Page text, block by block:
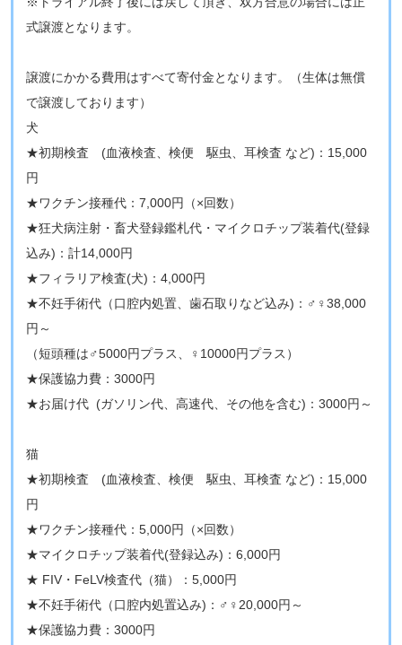
式譲渡となります。
​譲渡にかかる費用はすべて寄付金となります。（生体は無償
で譲渡しております）
​犬
★初期検査 (血液検査、検便 駆虫、耳検査 など)：15,000
円
★ワクチン接種代：7,000円（×回数）
★狂犬病注射・畜犬登録鑑札代・マイクロチップ装着代(登録
込み)：計14,000円
★フィラリア検査(犬)：4,000円
★不妊手術代（口腔内処置、歯石取りなど込み)：♂♀38,000
円～
（短頭種は♂5000円プラス、♀10000円プラス）
★保護協力費：3000円
★お届け代 (ガソリン代、高速代、その他を含む)：3000円～
猫
★初期検査 (血液検査、検便 駆虫、耳検査 など)：15,000
円
★ワクチン接種代：5,000円（×回数）
★マイクロチップ装着代(登録込み)：6,000円
★ FIV・FeLV検査代（猫）：5,000円
★不妊手術代（口腔内処置込み)：♂♀20,000円～
★保護協力費：3000円